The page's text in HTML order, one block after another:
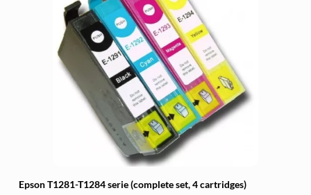
Epson T1281-T1284 serie (complete set, 4 cartridges)